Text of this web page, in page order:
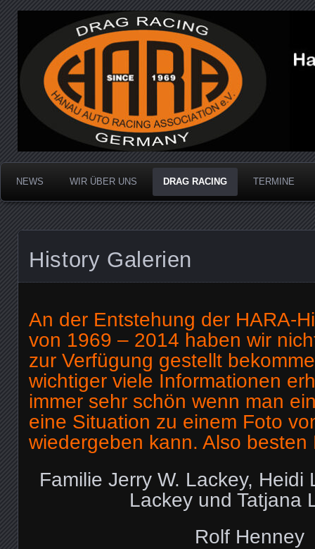
Hanau Auto Racing
Dragracing auf der 1/4 Meile
NEWS WIR ÜBER UNS DRAG RACING TERMINE
History Galerien
An der Entstehung der HARA-
von 1969 – 2014 haben wir
zur Verfügung gestellt
wichtiger viele Informationen
immer sehr schön wenn man
eine Situation zu einem Foto
wiedergeben kann. Also besten
Familie Jerry W. Lackey, Heidi
Lackey und Tatjana
Rolf Henney